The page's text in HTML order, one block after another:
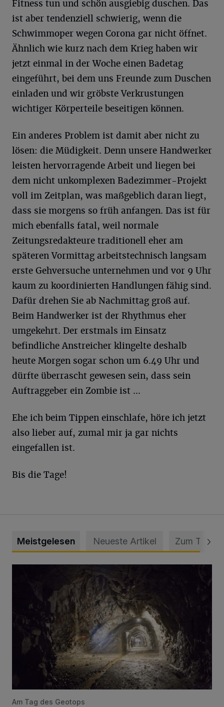
Fitness tun und schön ausgiebig duschen. Das
ist aber tendenziell schwierig, wenn die
Schwimmoper wegen Corona gar nicht öffnet.
Ähnlich wie kurz nach dem Krieg haben wir
jetzt einmal in der Woche einen Badetag
eingeführt, bei dem uns Freunde zum Duschen
einladen und wir gröbste Verkrustungen
wichtiger Körperteile beseitigen können.
Ein anderes Problem ist damit aber nicht zu
lösen: die Müdigkeit. Denn unsere Handwerker
leisten hervorragende Arbeit und liegen bei
dem nicht unkomplexen Badezimmer-Projekt
voll im Zeitplan, was maßgeblich daran liegt,
dass sie morgens so früh anfangen. Das ist für
mich ebenfalls fatal, weil normale
Zeitungsredakteure traditionell eher am
späteren Vormittag arbeitstechnisch langsam
erste Gehversuche unternehmen und vor 9 Uhr
kaum zu koordinierten Handlungen fähig sind.
Dafür drehen Sie ab Nachmittag groß auf.
Beim Handwerker ist der Rhythmus eher
umgekehrt. Der erstmals im Einsatz
befindliche Anstreicher klingelte deshalb
heute Morgen sogar schon um 6.49 Uhr und
dürfte überrascht gewesen sein, dass sein
Auftraggeber ein Zombie ist ...
Ehe ich beim Tippen einschlafe, höre ich jetzt
also lieber auf, zumal mir ja gar nichts
eingefallen ist.
Bis die Tage!
Meistgelesen Neueste Artikel Zum Thema
Am Tag des Geotops